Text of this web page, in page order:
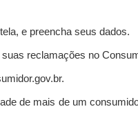
e preencha seus dados.
reclamações no
de mais de um